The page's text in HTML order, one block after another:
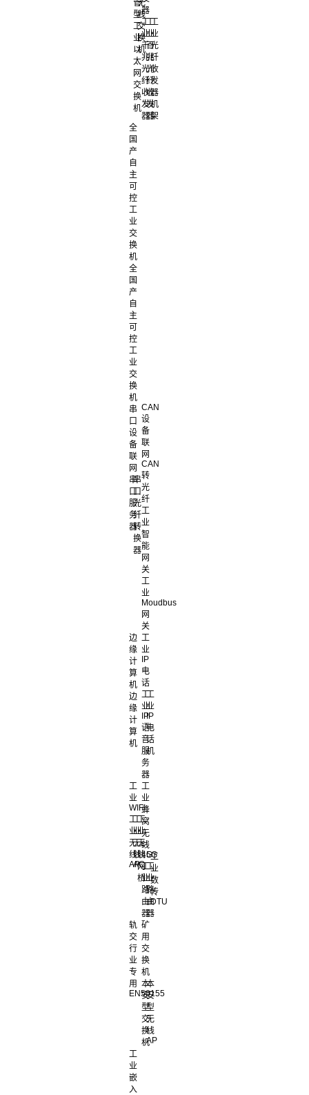
管
型
工
业
以
太
网
交
换
机
无
线
交
换
机
器
工
业
千
兆
光
纤
收
发
器
工
业
百
兆
光
纤
收
发
器
工
业
光
纤
收
发
器
机
架
全
国
产
自
主
可
控
工
业
交
换
机
全
国
产
自
主
可
控
工
业
交
换
机
串
口
设
备
联
网
串
口
服
务
器
串
口
光
纤
转
换
器
CAN
设
备
联
网
CAN
转
光
纤
工
业
智
能
网
关
工
业
Moudbus
网
关
边
缘
计
算
机
边
缘
计
算
机
工
业
IP
电
话
工
业
IP
语
音
服
务
器
工
业
IP
电
话
机
工
业
WIFI
工
业
无
线
AP
工
业
无
线
AC
工
业
无
线
网
桥
工
业
蜂
窝
无
线
4G
工
业
路
由
器
5G
工
业
路
由
器
工
业
数
传
DTU
轨
交
行
业
专
用
EN50155
矿
用
交
换
机
本
安
型
交
换
机
本
安
型
无
线
AP
工
业
嵌
入